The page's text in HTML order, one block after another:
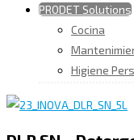
PRODET Solutions
Cocina
Higiene